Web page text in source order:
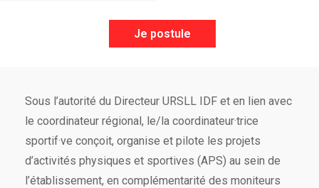
Je postule
Sous l’autorité du Directeur URSLL IDF et en lien avec
le coordinateur régional, le/la coordinateur·trice
sportif·ve conçoit, organise et pilote les projets
d’activités physiques et sportives (APS) au sein de
l’établissement, en complémentarité des moniteurs